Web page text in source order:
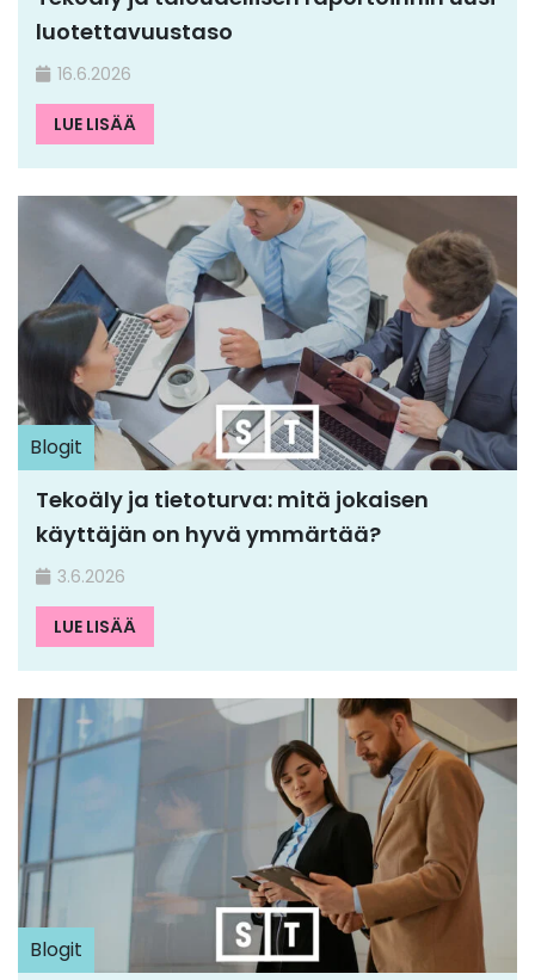
luotettavuustaso
16.6.2026
LUE LISÄÄ
Blogit
Tekoäly ja tietoturva: mitä jokaisen
käyttäjän on hyvä ymmärtää?
3.6.2026
LUE LISÄÄ
Blogit